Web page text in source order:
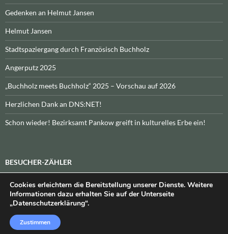
Gedenken an Helmut Jansen
Helmut Jansen
Stadtspaziergang durch Französisch Buchholz
Angerputz 2025
„Buchholz meets Buchholz“ 2025 – Vorschau auf 2026
Herzlichen Dank an DNS:NET!
Schon wieder! Bezirksamt Pankow greift in kulturelles Erbe ein!
BESUCHER-ZÄHLER
Heute:_\n\nInsgesamt:_
Datenschutzerklärung
Cookies erleichtern die Bereitstellung unserer Dienste. Weitere
Informationen dazu erhalten Sie auf der Unterseite
„Datenschutzerklärung“.
Zustimmen